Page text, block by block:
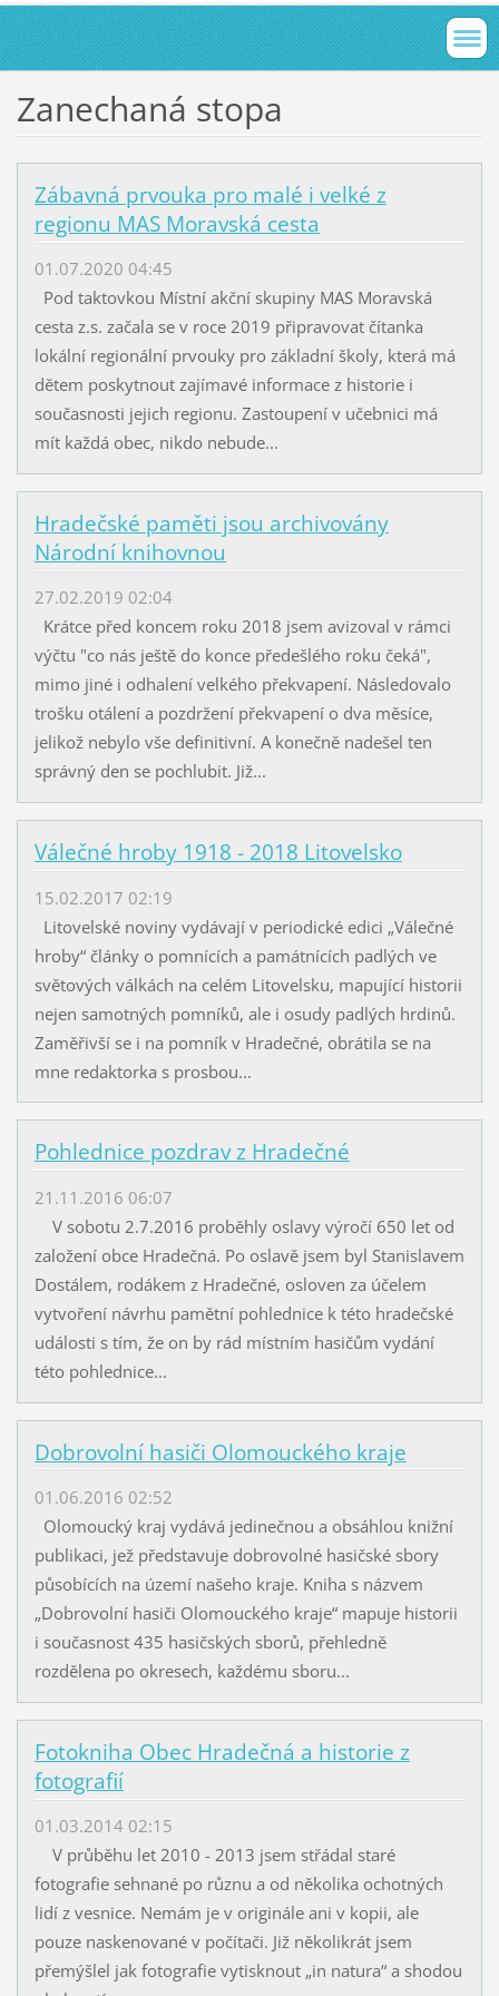
Zanechaná stopa
Zábavná prvouka pro malé i velké z
regionu MAS Moravská cesta
01.07.2020 04:45
Pod taktovkou Místní akční skupiny MAS Moravská
cesta z.s. začala se v roce 2019 připravovat čítanka
lokální regionální prvouky pro základní školy, která má
dětem poskytnout zajímavé informace z historie i
současnosti jejich regionu. Zastoupení v učebnici má
mít každá obec, nikdo nebude...
Hradečské paměti jsou archivovány
Národní knihovnou
27.02.2019 02:04
Krátce před koncem roku 2018 jsem avizoval v rámci
výčtu "co nás ještě do konce předešlého roku čeká",
mimo jiné i odhalení velkého překvapení. Následovalo
trošku otálení a pozdržení překvapení o dva měsíce,
jelikož nebylo vše definitivní. A konečně nadešel ten
správný den se pochlubit. Již...
Válečné hroby 1918 - 2018 Litovelsko
15.02.2017 02:19
Litovelské noviny vydávají v periodické edici „Válečné
hroby“ články o pomnících a památnících padlých ve
světových válkách na celém Litovelsku, mapující historii
nejen samotných pomníků, ale i osudy padlých hrdinů.
Zaměřivší se i na pomník v Hradečné, obrátila se na
mne redaktorka s prosbou...
Pohlednice pozdrav z Hradečné
21.11.2016 06:07
V sobotu 2.7.2016 proběhly oslavy výročí 650 let od
založení obce Hradečná. Po oslavě jsem byl Stanislavem
Dostálem, rodákem z Hradečné, osloven za účelem
vytvoření návrhu pamětní pohlednice k této hradečské
události s tím, že on by rád místním hasičům vydání
této pohlednice...
Dobrovolní hasiči Olomouckého kraje
01.06.2016 02:52
Olomoucký kraj vydává jedinečnou a obsáhlou knižní
publikaci, jež představuje dobrovolné hasičské sbory
působících na území našeho kraje. Kniha s názvem
„Dobrovolní hasiči Olomouckého kraje“ mapuje historii
i současnost 435 hasičských sborů, přehledně
rozdělena po okresech, každému sboru...
Fotokniha Obec Hradečná a historie z
fotografií
01.03.2014 02:15
V průběhu let 2010 - 2013 jsem střádal staré
fotografie sehnané po různu a od několika ochotných
lidí z vesnice. Nemám je v originále ani v kopii, ale
pouze naskenované v počítači. Již několikrát jsem
přemýšlel jak fotografie vytisknout „in natura“ a shodou